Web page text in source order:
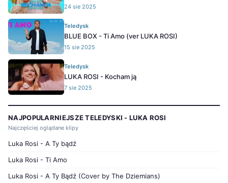
24 sie 2025
Teledysk
BLUE BOX - Ti Amo (ver LUKA ROSI)
15 sie 2025
Teledysk
LUKA ROSI - Kocham ją
7 sie 2025
NAJPOPULARNIEJSZE TELEDYSKI - LUKA ROSI
Najczęściej oglądane klipy
Luka Rosi - A Ty bądź
Luka Rosi - Ti Amo
Luka Rosi - A Ty Bądź (Cover by The Dziemians)